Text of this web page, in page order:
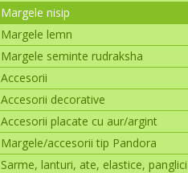
Margele nisip
Margele lemn
Margele seminte rudraksha
Accesorii
Accesorii decorative
Accesorii placate cu aur/argint
Margele/accesorii tip Pandora
Sarme, lanturi, ate, elastice, panglici